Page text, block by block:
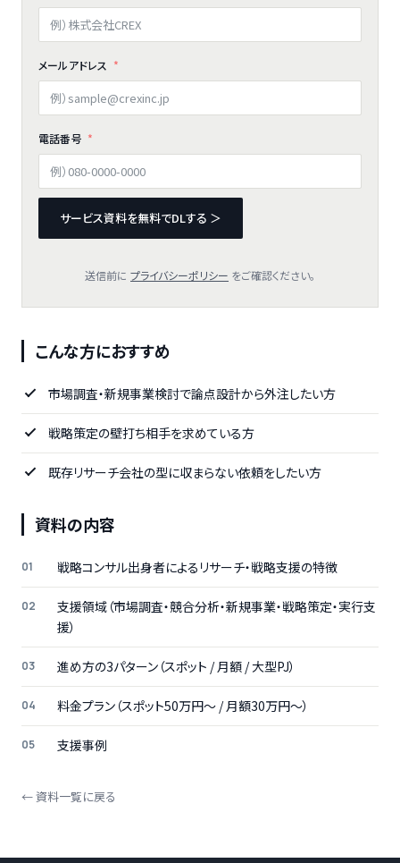
メールアドレス
電話番号
サービス資料を無料でDLする ＞
送信前に プライバシーポリシー をご確認ください。
こんな方におすすめ
市場調査・新規事業検討で論点設計から外注したい方
戦略策定の壁打ち相手を求めている方
既存リサーチ会社の型に収まらない依頼をしたい方
資料の内容
戦略コンサル出身者によるリサーチ・戦略支援の特徴
支援領域（市場調査・競合分析・新規事業・戦略策定・実行支
援）
進め方の3パターン（スポット / 月額 / 大型PJ）
料金プラン（スポット50万円〜 / 月額30万円〜）
支援事例
← 資料一覧に戻る